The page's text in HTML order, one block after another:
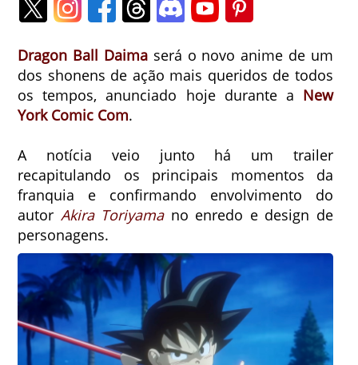
Dragon Ball Daimaserá o novo anime de um
dos shonens de ação mais queridos de todos
os tempos, anunciado hoje durante a New
York Comic Com.
A notícia veio junto há um trailer
recapitulando os principais momentos da
franquia e confirmando envolvimento do
autor Akira Toriyamano enredo e design de
personagens.